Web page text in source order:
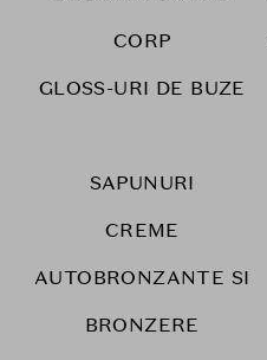
CORP
GLOSS-URI DE BUZE
SAPUNURI
CREME
AUTOBRONZANTE SI
BRONZERE